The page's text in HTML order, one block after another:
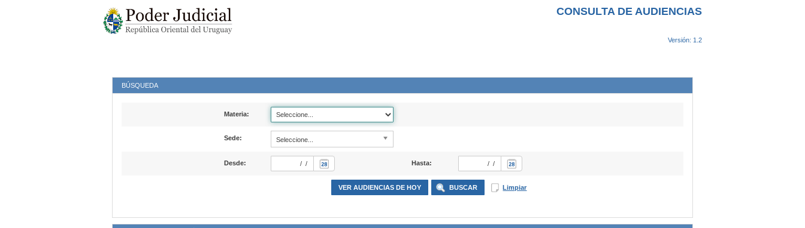
CONSULTA DE AUDIENCIAS
Versión: 1.2
BÚSQUEDA
Materia
Sede Seleccione...
Desde Hasta